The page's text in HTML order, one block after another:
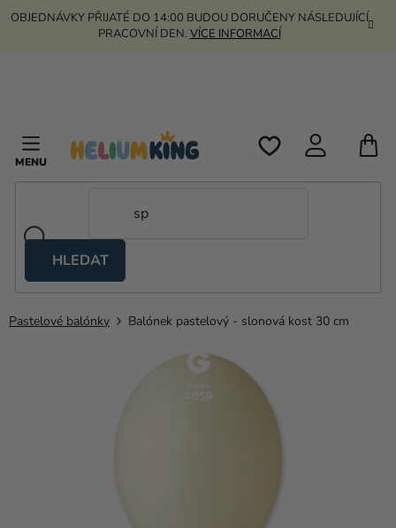
Přejít
OBJEDNÁVKY PŘIJATÉ DO 14:00 BUDOU DORUČENY NÁSLEDUJÍCÍ
PRACOVNÍ DEN. VÍCE INFORMACÍ
HLEDAT
stany
Kanekalon
Pastelové balónky Balónek pastelový - slonová kost 30 cm